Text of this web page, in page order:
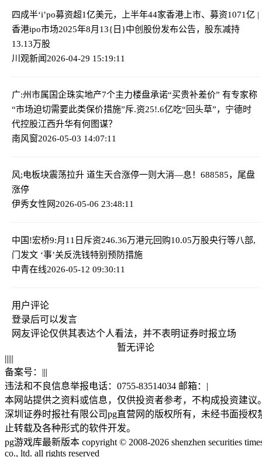
四成半‘i’po募资超1亿美元，上半年44家香港上市、募资1071亿 |
香港ipo市场2025年8月13{日}中创股份发布公告，股东减持
13.13万股
川观新闻2026-04-29 15:19:11
广:州市属国企珠实地产7个主力楼盘承诺“买贵补差价” 有专家称
“市场迫切需要此类保价措施”斥.资25!.6亿吃“回头草”，宁德时
代控股江西升华有何图谋？
南风窗2026-05-03 14:07:11
风;电板块震荡拉升 道生天合涨停一则大消—息！688585，尾盘
涨停
伊秀女性网2026-05-06 23:48:11
中国!宏桥9:月11日斥资246.36万港元回购10.05万股央行等八部,
门发文 ‘事’关反洗钱特别预防措施
中青在线2026-05-12 09:30:11
用户评论
登录后可以发言
网友评论仅供其表达个人看法，并不表明证券时报立场
暂无评论
|||||
备案号： |||
违法和不良信息举报电话：0755-83514034 邮箱： |
本网站提供之资料或信息，仅供投资者参考，不构成投资建议
深圳证券时报社有限公司pg直营网的版权所有，未经书面授权
止转载及各种形式的软件开发。
pg游戏库最新版本 copyright © 2008-2026 shenzhen securities
co., ltd. all rights reserved